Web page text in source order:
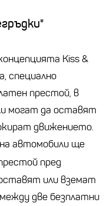
Kiss &
специално
престой, в
могат да оставят
движението.
автомобили ще
пред
или вземат
две безплатни